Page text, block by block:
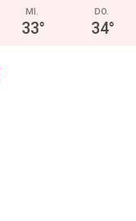
MI.
33°
DO.
34°